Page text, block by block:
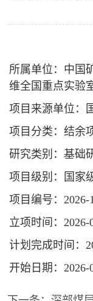
所属单位：中国
维全国重点实验
项目来源单位：
项目分类：结余
研究类别：基础
项目级别：国家
项目编号：2026-
立项时间：2026-
计划完成时间：
开始日期：2026-